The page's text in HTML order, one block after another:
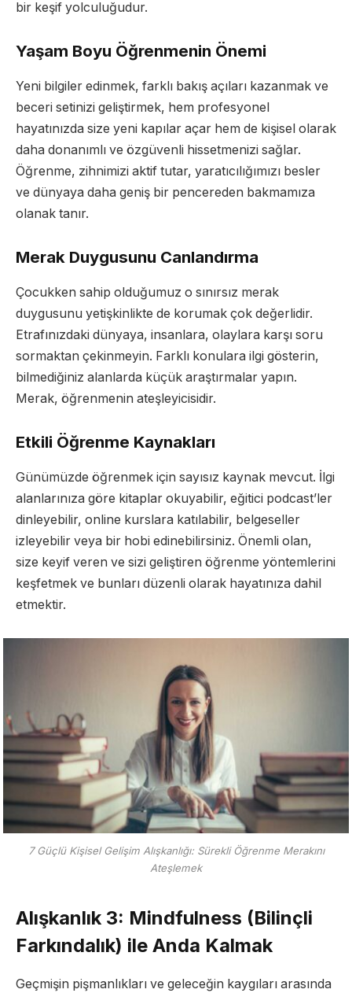
bir keşif yolculuğudur.
Yaşam Boyu Öğrenmenin Önemi
Yeni bilgiler edinmek, farklı bakış açıları kazanmak ve
beceri setinizi geliştirmek, hem profesyonel
hayatınızda size yeni kapılar açar hem de kişisel olarak
daha donanımlı ve özgüvenli hissetmenizi sağlar.
Öğrenme, zihnimizi aktif tutar, yaratıcılığımızı besler
ve dünyaya daha geniş bir pencereden bakmamıza
olanak tanır.
Merak Duygusunu Canlandırma
Çocukken sahip olduğumuz o sınırsız merak
duygusunu yetişkinlikte de korumak çok değerlidir.
Etrafınızdaki dünyaya, insanlara, olaylara karşı soru
sormaktan çekinmeyin. Farklı konulara ilgi gösterin,
bilmediğiniz alanlarda küçük araştırmalar yapın.
Merak, öğrenmenin ateşleyicisidir.
Etkili Öğrenme Kaynakları
Günümüzde öğrenmek için sayısız kaynak mevcut. İlgi
alanlarınıza göre kitaplar okuyabilir, eğitici podcast’ler
dinleyebilir, online kurslara katılabilir, belgeseller
izleyebilir veya bir hobi edinebilirsiniz. Önemli olan,
size keyif veren ve sizi geliştiren öğrenme yöntemlerini
keşfetmek ve bunları düzenli olarak hayatınıza dahil
etmektir.
7 Güçlü Kişisel Gelişim Alışkanlığı: Sürekli Öğrenme Merakını
Ateşlemek
Alışkanlık 3: Mindfulness (Bilinçli
Farkındalık) ile Anda Kalmak
Geçmişin pişmanlıkları ve geleceğin kaygıları arasında